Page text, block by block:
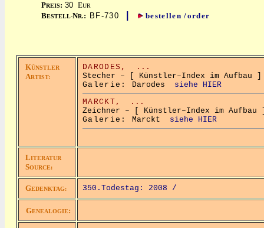
PREIS: 30 EUR
BESTELL-NR.: BF-730 bestellen /order
KÜNSTLER
ARTIST:
DARODES,
...
Stecher – [ Künstler–Index im Aufbau ]
Galerie: Darodes siehe HIER
MARCKT,
...
Zeichner – [ Künstler–Index im Aufbau
Galerie: Marckt siehe HIER
LITERATUR
SOURCE:
GEDENKTAG: 350.Todestag: 2008 /
GENEALOGIE: